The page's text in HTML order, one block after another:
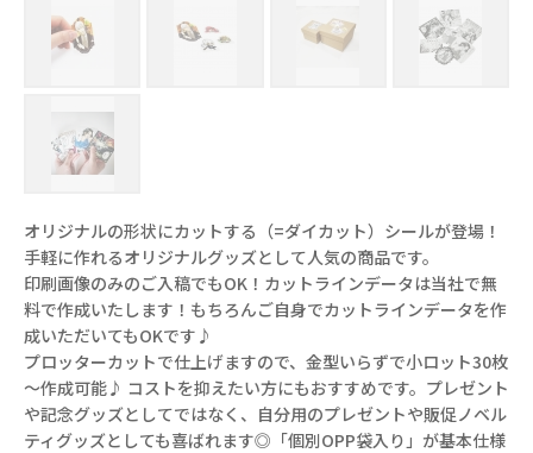
オリジナルの形状にカットする（=ダイカット）シールが登場！
手軽に作れるオリジナルグッズとして人気の商品です。
印刷画像のみのご入稿でもOK！カットラインデータは当社で無
料で作成いたします！もちろんご自身でカットラインデータを作
成いただいてもOKです♪
プロッターカットで仕上げますので、金型いらずで小ロット30枚
～作成可能♪ コストを抑えたい方にもおすすめです。プレゼント
や記念グッズとしてではなく、自分用のプレゼントや販促ノベル
ティグッズとしても喜ばれます◎「個別OPP袋入り」が基本仕様